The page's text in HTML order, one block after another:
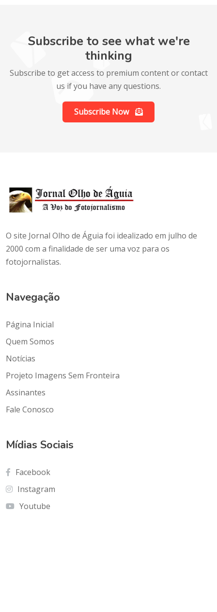
Subscribe to see what we're
thinking
Subscribe to get access to premium content or contact
us if you have any questions.
Subscribe Now
O site Jornal Olho de Águia foi idealizado em julho de
2000 com a finalidade de ser uma voz para os
fotojornalistas.
Navegação
Página Inicial
Quem Somos
Notícias
Projeto Imagens Sem Fronteira
Assinantes
Fale Conosco
Mídias Sociais
Facebook
Instagram
Youtube